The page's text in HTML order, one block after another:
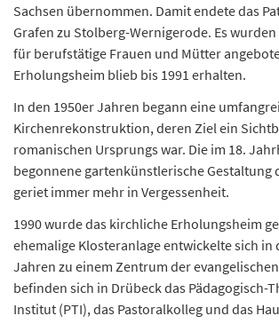
Sachsen übernommen. Damit endete das
Grafen zu Stolberg-Wernigerode. Es
für berufstätige Frauen und Mütter
Erholungsheim blieb bis 1991 erhalten.
In den 1950er Jahren begann eine
Kirchenrekonstruktion, deren Ziel ein
romanischen Ursprungs war. Die im 18.
begonnene gartenkünstlerische Gestaltung
geriet immer mehr in Vergessenheit.
1990 wurde das kirchliche Erholungsheim
ehemalige Klosteranlage entwickelte sich in
Jahren zu einem Zentrum der
befinden sich in Drübeck das Pädagogisch-
Institut (PTI), das Pastoralkolleg und das